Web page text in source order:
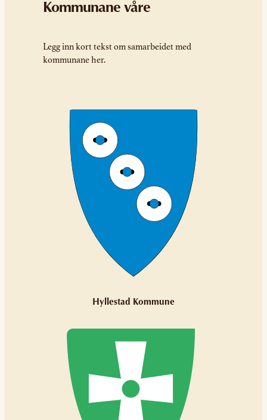
Kommunane våre
Legg inn kort tekst om samarbeidet med
kommunane her.
Hyllestad Kommune